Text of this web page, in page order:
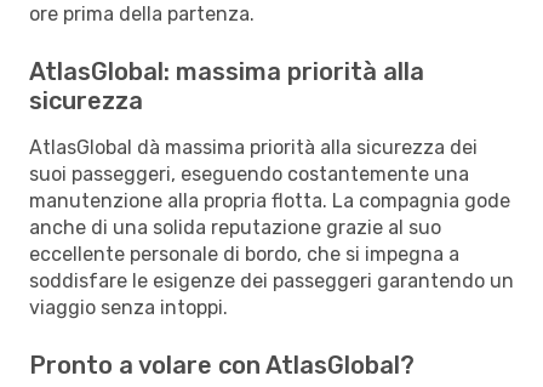
ore prima della partenza.
AtlasGlobal: massima priorità alla
sicurezza
AtlasGlobal dà massima priorità alla sicurezza dei
suoi passeggeri, eseguendo costantemente una
manutenzione alla propria flotta. La compagnia gode
anche di una solida reputazione grazie al suo
eccellente personale di bordo, che si impegna a
soddisfare le esigenze dei passeggeri garantendo un
viaggio senza intoppi.
Pronto a volare con AtlasGlobal?